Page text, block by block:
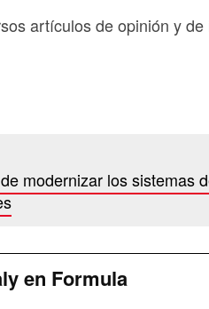
artículos de opinión y de
modernizar los sistemas
en Formula